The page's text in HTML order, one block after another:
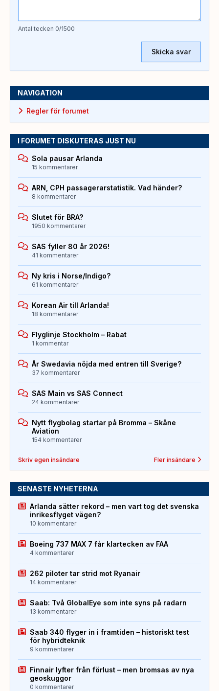
Antal tecken 0/1500
Skicka svar
NAVIGATION
Regler för forumet
I FORUMET DISKUTERAS JUST NU
Sola pausar Arlanda
15 kommentarer
ARN, CPH passagerarstatistik. Vad händer?
8 kommentarer
Slutet för BRA?
1950 kommentarer
SAS fyller 80 år 2026!
41 kommentarer
Ny kris i Norse/Indigo?
61 kommentarer
Korean Air till Arlanda!
18 kommentarer
Flyglinje Stockholm – Rabat
1 kommentar
Är Swedavia nöjda med entren till Sverige?
37 kommentarer
SAS Main vs SAS Connect
24 kommentarer
Nytt flygbolag startar på Bromma – Skåne
Aviation
154 kommentarer
Skriv egen insändare Fler insändare
SENASTE NYHETERNA
Arlanda sätter rekord – men vart tog det svenska
inrikesflyget vägen?
10 kommentarer
Boeing 737 MAX 7 får klartecken av FAA
4 kommentarer
262 piloter tar strid mot Ryanair
14 kommentarer
Saab: Två GlobalEye som inte syns på radarn
13 kommentarer
Saab 340 flyger in i framtiden – historiskt test
för hybridteknik
9 kommentarer
Finnair lyfter från förlust – men bromsas av nya
geoskuggor
0 kommentarer